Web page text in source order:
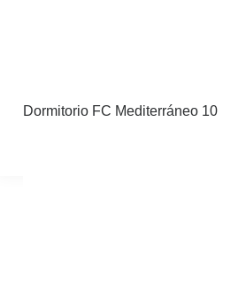
Dormitorio FC Mediterráneo 10